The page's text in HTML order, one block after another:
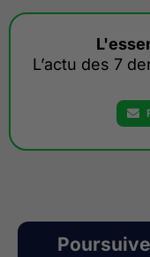
L’actu des 7